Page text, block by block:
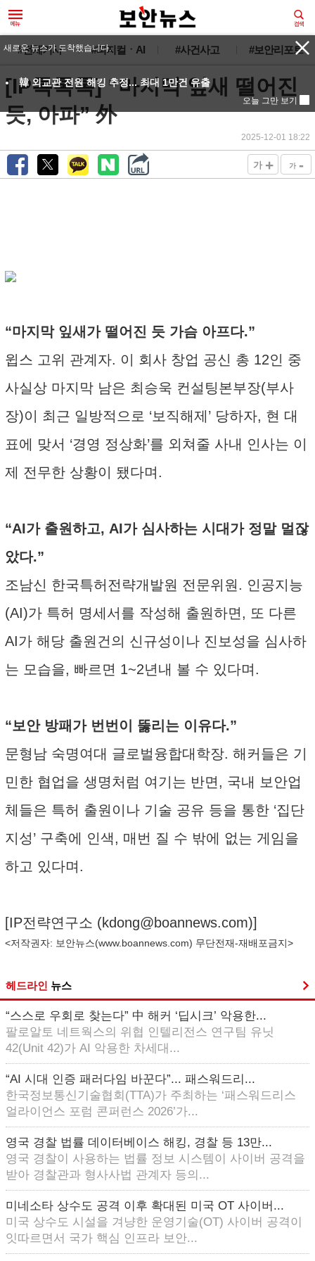
#전체기사 #피지컬ㆍAI #사건사고 #보안리포트
[IP톡톡톡] “마지막 잎새 떨어진
듯, 아파” 外
2025-12-01 18:22
가 + 가 -
“마지막 잎새가 떨어진 듯 가슴 아프다.”
윕스 고위 관계자. 이 회사 창업 공신 총 12인 중
사실상 마지막 남은 최승욱 컨설팅본부장(부사
장)이 최근 일방적으로 ‘보직해제’ 당하자, 현 대
표에 맞서 ‘경영 정상화’를 외쳐줄 사내 인사는 이
제 전무한 상황이 됐다며.
“AI가 출원하고, AI가 심사하는 시대가 정말 멀잖
았다.”
조남신 한국특허전략개발원 전문위원. 인공지능
(AI)가 특허 명세서를 작성해 출원하면, 또 다른
AI가 해당 출원건의 신규성이나 진보성을 심사하
는 모습을, 빠르면 1~2년내 볼 수 있다며.
“보안 방패가 번번이 뚫리는 이유다.”
문형남 숙명여대 글로벌융합대학장. 해커들은 기
민한 협업을 생명처럼 여기는 반면, 국내 보안업
체들은 특허 출원이나 기술 공유 등을 통한 ‘집단
지성’ 구축에 인색, 매번 질 수 밖에 없는 게임을
하고 있다며.
[IP전략연구소 (kdong@boannews.com)]
<저작권자: 보안뉴스(www.boannews.com) 무단전재-재배포금지>
헤드라인 뉴스
“스스로 우회로 찾는다” 中 해커 ‘딥시크’ 악용한...
팔로알토 네트웍스의 위협 인텔리전스 연구팀 유닛
42(Unit 42)가 AI 악용한 차세대...
“AI 시대 인증 패러다임 바꾼다”... 패스워드리...
한국정보통신기술협회(TTA)가 주최하는 ‘패스워드리스
얼라이언스 포럼 콘퍼런스 2026’가...
영국 경찰 법률 데이터베이스 해킹, 경찰 등 13만...
영국 경찰이 사용하는 법률 정보 시스템이 사이버 공격을
받아 경찰관과 형사사법 관계자 등의...
미네소타 상수도 공격 이후 확대된 미국 OT 사이버...
미국 상수도 시설을 겨냥한 운영기술(OT) 사이버 공격이
잇따르면서 국가 핵심 인프라 보안...
새로운 뉴스가 도착했습니다.
韓 외교관 전원 해킹 추정... 최대 1만건 유출
오늘 그만 보기